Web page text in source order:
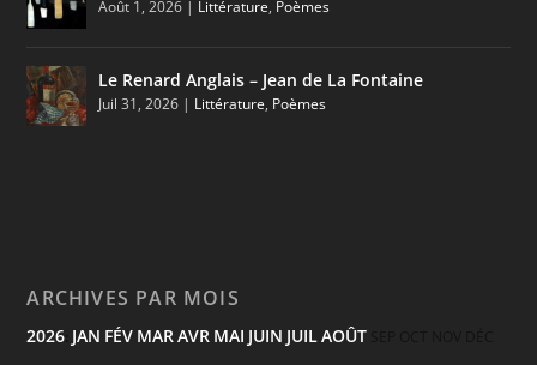
Août 1, 2026 | Littérature, Poèmes
Le Renard Anglais – Jean de La Fontaine
Juil 31, 2026 | Littérature, Poèmes
ARCHIVES PAR MOIS
2026 JAN FÉV MARAVR MAI JUIN JUILAOÛT